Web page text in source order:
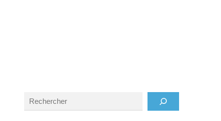
Rechercher